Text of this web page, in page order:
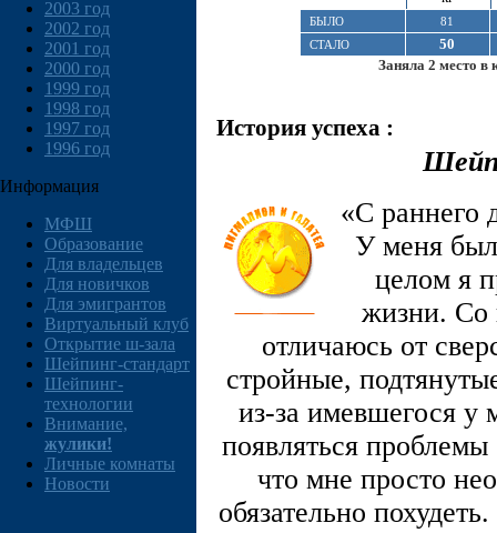
2003 год
2002 год
2001 год
2000 год
1999 год
1998 год
1997 год
1996 год
Информация
МФШ
Образование
Для владельцев
Для новичков
Для эмигрантов
Виртуальный клуб
Открытие ш-зала
Шейпинг-стандарт
Шейпинг-
технологии
Внимание,
жулики!
Личные комнаты
Новости
БЫЛО
81
СТАЛО
50
Заняла 2 место в
История успеха :
«С раннего
У меня
целом я
жизни. Со
отличаюсь от
стройные,
из-за имевшегося у
появляться
что мне просто
обязательно